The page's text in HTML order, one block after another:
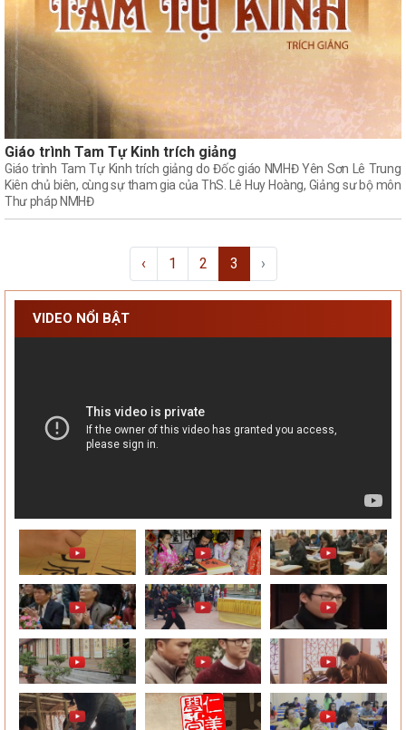
Giáo trình Tam Tự Kinh trích giảng
Giáo trình Tam Tự Kinh trích giảng do Đốc giáo NMHĐ Yên Sơn Lê Trung
Kiên chủ biên, cùng sự tham gia của ThS. Lê Huy Hoàng, Giảng sư bộ môn
Thư pháp NMHĐ
‹ 1 2 3 ›
VIDEO NỔI BẬT